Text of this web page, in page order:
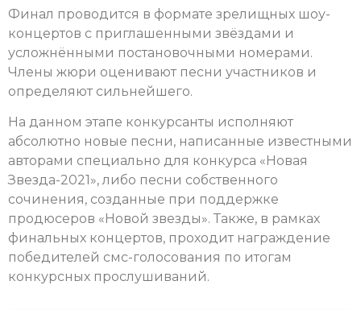
Финал проводится в формате зрелищных шоу-
концертов с приглашенными звёздами и
усложнёнными постановочными номерами.
Члены жюри оценивают песни участников и
определяют сильнейшего.
На данном этапе конкурсанты исполняют
абсолютно новые песни, написанные известными
авторами специально для конкурса «Новая
Звезда-2021», либо песни собственного
сочинения, созданные при поддержке
продюсеров «Новой звезды». Также, в рамках
финальных концертов, проходит награждение
победителей смс-голосования по итогам
конкурсных прослушиваний.